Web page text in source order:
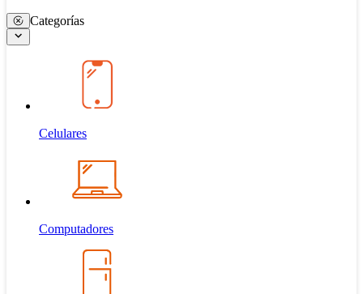
Categorías
Celulares
Computadores